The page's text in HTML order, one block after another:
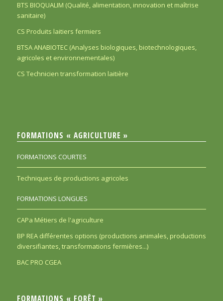
BTS BIOQUALIM (Qualité, alimentation, innovation et maîtrise
sanitaire)
CS Produits laitiers fermiers
BTSA ANABIOTEC (Analyses biologiques, biotechnologiques,
agricoles et environnementales)
CS Technicien transformation laitière
FORMATIONS « AGRICULTURE »
FORMATIONS COURTES
Techniques de productions agricoles
FORMATIONS LONGUES
CAPa Métiers de l'agriculture
BP REA différentes options (productions animales, productions
diversifiantes, transformations fermières...)
BAC PRO CGEA
FORMATIONS « FORÊT »